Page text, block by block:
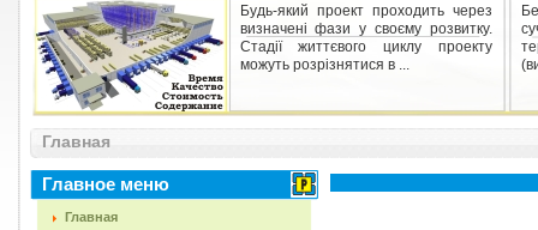
Будь-який проект проходить через
визначені фази у своєму розвитку.
Стадії життєвого циклу проекту
можуть розрізнятися в ...
Главная
Главное меню
Главная